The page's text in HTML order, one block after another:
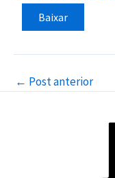
Baixar
← Post anterior